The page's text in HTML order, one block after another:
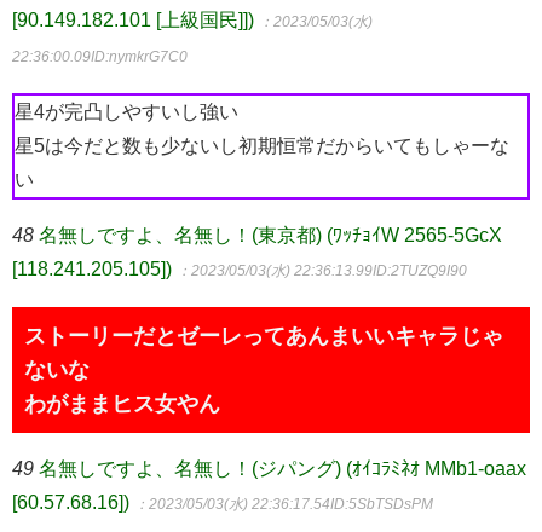
[90.149.182.101 [上級国民]])
：2023/05/03(水)
22:36:00.09ID:nymkrG7C0
星4が完凸しやすいし強い
星5は今だと数も少ないし初期恒常だからいてもしゃーな
い
48 名無しですよ、名無し！(東京都) (ﾜｯﾁｮｲW 2565-5GcX
[118.241.205.105])
：2023/05/03(水) 22:36:13.99ID:2TUZQ9I90
ストーリーだとゼーレってあんまいいキャラじゃ
ないな
わがままヒス女やん
49 名無しですよ、名無し！(ジパング) (ｵｲｺﾗﾐﾈｵ MMb1-oaax
[60.57.68.16])
：2023/05/03(水) 22:36:17.54ID:5SbTSDsPM